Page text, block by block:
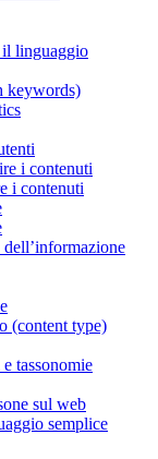
il linguaggio
keywords)
i contenuti
i contenuti
(content type)
tassonomie
sul web
semplice